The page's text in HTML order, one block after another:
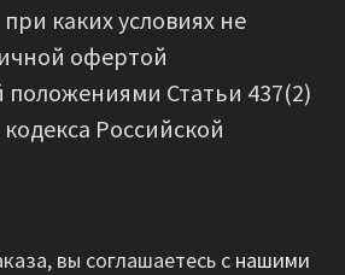
каких условиях не
офертой
положениями Статьи 437(2)
Российской
вы соглашаетесь с нашими